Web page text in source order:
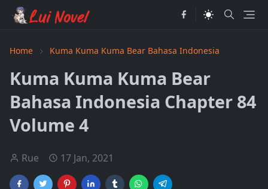
Home Kuma Kuma Kuma Bear Bahasa Indonesia
Kuma Kuma Kuma Bear
Bahasa Indonesia Chapter 84
Volume 4
Rue 17 Jan, 2021